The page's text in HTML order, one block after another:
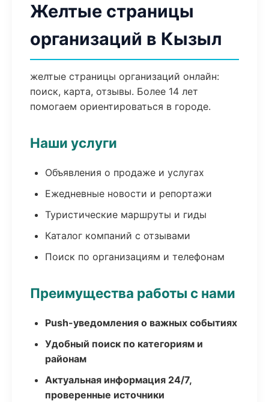
Желтые страницы
организаций в Кызыл
желтые страницы организаций онлайн:
поиск, карта, отзывы. Более 14 лет
помогаем ориентироваться в городе.
Наши услуги
Объявления о продаже и услугах
Ежедневные новости и репортажи
Туристические маршруты и гиды
Каталог компаний с отзывами
Поиск по организациям и телефонам
Преимущества работы с нами
Push-уведомления о важных событиях
Удобный поиск по категориям и
районам
Актуальная информация 24/7,
проверенные источники